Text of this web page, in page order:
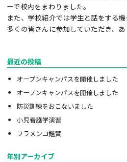
ーで校内をまわりました。
また、学校紹介では学生と話をする機
多くの皆さんに参加していただき、あ
最近の投稿
オープンキャンパスを開催しました
オープンキャンパスを開催しました
防災訓練をおこないました
小児看護学演習
フラメンコ鑑賞
年別アーカイブ